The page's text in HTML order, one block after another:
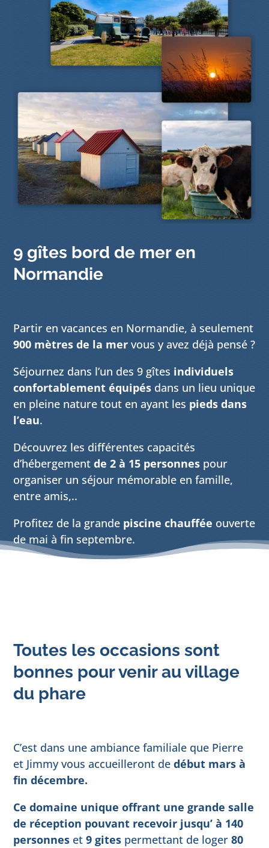
9 gîtes bord de mer en
Normandie
Partir en vacances en Normandie, à seulement
900 mètres de la mer vous y avez déjà pensé ?
Séjournez dans l’un des 9 gîtes individuels
confortablement équipés dans un lieu unique
en pleine nature tout en ayant les pieds dans
l’eau.
Découvrez les différentes capacités
d’hébergement de 2 à 15 personnes pour
organiser un séjour mémorable en famille,
entre amis,..
Profitez de la grande piscine chauffée ouverte
de mai à fin septembre.
Toutes les occasions sont
bonnes pour venir au village
du phare
C’est dans une ambiance familiale que Pierre
et Jimmy vous accueilleront dedébut mars à
fin décembre.
Ce domaine unique offrant une grande salle
de réception pouvant recevoir jusqu’ à 140
personnes et9 gites permettant de loger80